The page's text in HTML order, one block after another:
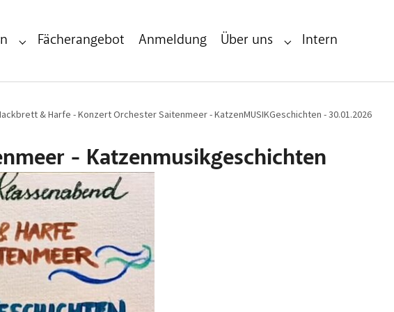
Submenu for "Infos & Veranstaltungen"
Fächerangebot Anmeldung Über uns Submenu for "Über uns"
Intern
& Harfe - Konzert Orchester Saitenmeer - KatzenMUSIKGeschichten - 30.01.2026
- Katzenmusikgeschichten